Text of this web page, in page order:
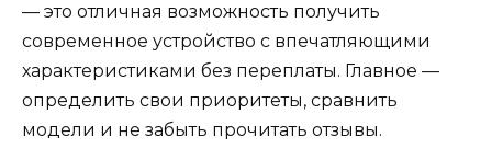
— это отличная возможность получить
современное устройство с впечатляющими
характеристиками без переплаты. Главное —
определить свои приоритеты, сравнить
модели и не забыть прочитать отзывы.